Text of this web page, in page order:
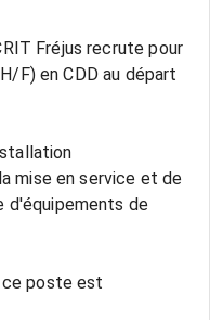
Fréjus recrute pour
F) en CDD au départ
mise en service et de
d'équipements de
ce poste est